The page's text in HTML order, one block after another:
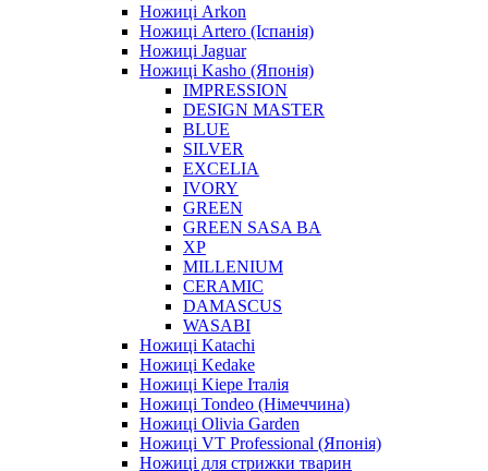
Ножиці Arkon
Ножиці Artero (Іспанія)
Ножиці Jaguar
Ножиці Kasho (Японія)
IMPRESSION
DESIGN MASTER
BLUE
SILVER
EXCELIA
IVORY
GREEN
GREEN SASA BA
XP
MILLENIUM
CERAMIC
DAMASCUS
WASABI
Ножиці Katachi
Ножиці Kedake
Ножиці Kiepe Італія
Ножиці Tondeo (Німеччина)
Ножиці Olivia Garden
Ножиці VT Professional (Японія)
Ножиці для стрижки тварин